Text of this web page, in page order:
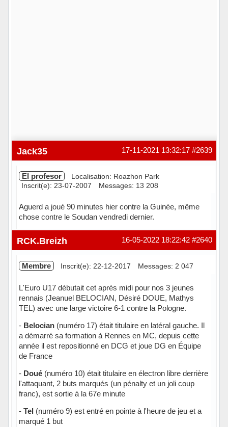
#2639
17-11-2021 13:32:17
Jack35
El profesor
Localisation: Roazhon Park
Inscrit(e): 23-07-2007
Messages: 13 208
Aguerd a joué 90 minutes hier contre la Guinée, même
chose contre le Soudan vendredi dernier.
Hors ligne #2640
16-05-2022 18:22:42
RCK.Breizh
Membre Inscrit(e): 22-12-2017 Messages: 2 047
L'Euro U17 débutait cet après midi pour nos 3 jeunes
rennais (Jeanuel BELOCIAN, Désiré DOUE, Mathys
TEL) avec une large victoire 6-1 contre la Pologne.
- Belocian (numéro 17) était titulaire en latéral gauche. Il
a démarré sa formation à Rennes en MC, depuis cette
année il est repositionné en DCG et joue DG en Équipe
de France
- Doué (numéro 10) était titulaire en électron libre derrière
l'attaquant, 2 buts marqués (un pénalty et un joli coup
franc), est sortie à la 67e minute
- Tel (numéro 9) est entré en pointe à l'heure de jeu et a
marqué 1 but